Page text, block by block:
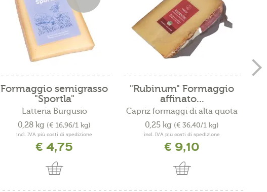
Formaggio semigrasso
"Sportla"
Latteria Burgusio
0,28 kg (€ 16,96/1 kg)
incl. IVA più costi di spedizione
€ 4,75
"Rubinum" Formaggio
affinato...
Capriz formaggi di alta quota
0,25 kg (€ 36,40/1 kg)
incl. IVA più costi di spedizione
€ 9,10